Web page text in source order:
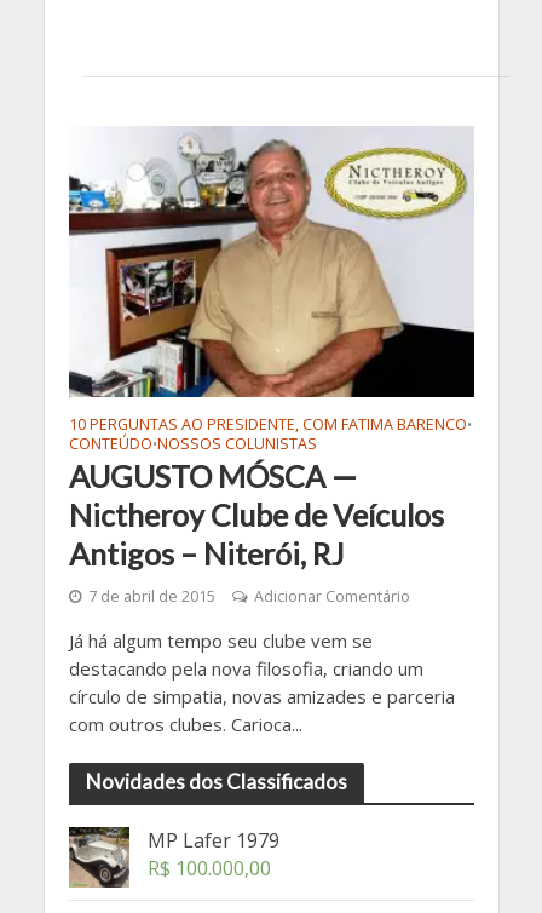
10 PERGUNTAS AO PRESIDENTE, COM FATIMA BARENCO•
CONTEÚDO•NOSSOS COLUNISTAS
AUGUSTO MÓSCA —
Nictheroy Clube de Veículos
Antigos – Niterói, RJ
7 de abril de 2015 Adicionar Comentário
Já há algum tempo seu clube vem se
destacando pela nova filosofia, criando um
círculo de simpatia, novas amizades e parceria
com outros clubes. Carioca...
Novidades dos Classificados
MP Lafer 1979
R$ 100.000,00